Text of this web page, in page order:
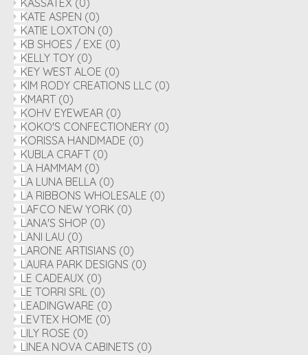
KASSATEX (0)
KATE ASPEN (0)
KATIE LOXTON (0)
KB SHOES / EXE (0)
KELLY TOY (0)
KEY WEST ALOE (0)
KIM RODY CREATIONS LLC (0)
KMART (0)
KOHV EYEWEAR (0)
KOKO'S CONFECTIONERY (0)
KORISSA HANDMADE (0)
KUBLA CRAFT (0)
LA HAMMAM (0)
LA LUNA BELLA (0)
LA RIBBONS WHOLESALE (0)
LAFCO NEW YORK (0)
LANA'S SHOP (0)
LANI LAU (0)
LARONE ARTISIANS (0)
LAURA PARK DESIGNS (0)
LE CADEAUX (0)
LE TORRI SRL (0)
LEADINGWARE (0)
LEVTEX HOME (0)
LILY ROSE (0)
LINEA NOVA CABINETS (0)